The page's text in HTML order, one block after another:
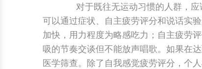
对于既往无运动习惯的人群，应
可以通过症状、自主疲劳评分和说话实
加快，用力程度为略感吃力；自主疲劳
吸的节奏交谈但不能放声唱歌。如果在
医学筛查。除了自我感觉疲劳评分，个